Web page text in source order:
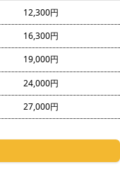
12,300円
16,300円
19,000円
24,000円
27,000円